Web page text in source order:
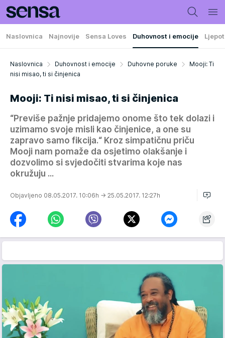
Naslovnica Najnovije Sensa Loves Duhovnost i emocije
Naslovnica Duhovnost i emocije Duhovne poruke
Mooji: Ti
nisi misao, ti si činjenica
Mooji: Ti nisi misao, ti si činjenica
“Previše pažnje pridajemo onome što tek dolazi i
uzimamo svoje misli kao činjenice, a one su
zapravo samo fikcija.“ Kroz simpatičnu priču
Mooji nam pomaže da osjetimo olakšanje i
dozvolimo si svjedočiti stvarima koje nas
okružuju ...
Objavljeno 08.05.2017. 10:06h → 25.05.2017. 12:27h